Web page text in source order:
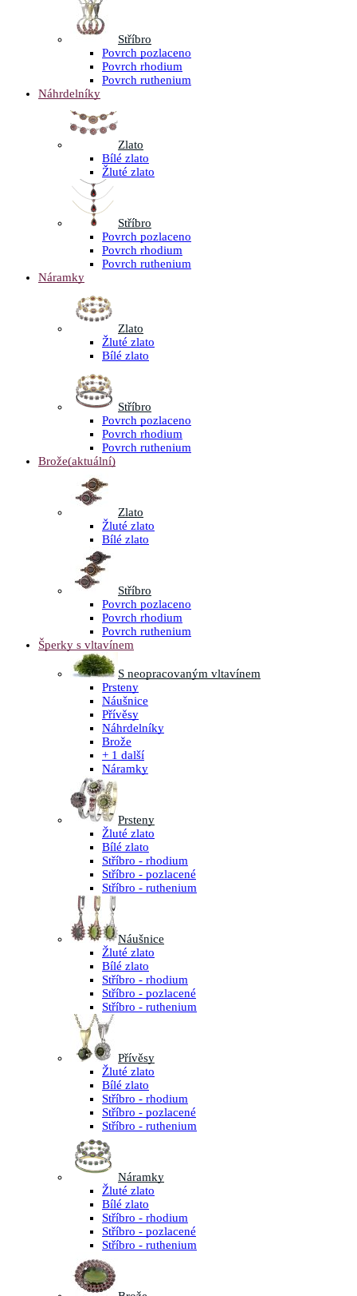
Stříbro
Povrch pozlaceno
Povrch rhodium
Povrch ruthenium
Náhrdelníky
Zlato
Bílé zlato
Žluté zlato
Stříbro
Povrch pozlaceno
Povrch rhodium
Povrch ruthenium
Náramky
Zlato
Žluté zlato
Bílé zlato
Stříbro
Povrch pozlaceno
Povrch rhodium
Povrch ruthenium
Brože(aktuální)
Zlato
Žluté zlato
Bílé zlato
Stříbro
Povrch pozlaceno
Povrch rhodium
Povrch ruthenium
Šperky s vltavínem
S neopracovaným vltavínem
Prsteny
Náušnice
Přívěsy
Náhrdelníky
Brože
+ 1 další
Náramky
Prsteny
Žluté zlato
Bílé zlato
Stříbro - rhodium
Stříbro - pozlacené
Stříbro - ruthenium
Náušnice
Žluté zlato
Bílé zlato
Stříbro - rhodium
Stříbro - pozlacené
Stříbro - ruthenium
Přívěsy
Žluté zlato
Bílé zlato
Stříbro - rhodium
Stříbro - pozlacené
Stříbro - ruthenium
Náramky
Žluté zlato
Bílé zlato
Stříbro - rhodium
Stříbro - pozlacené
Stříbro - ruthenium